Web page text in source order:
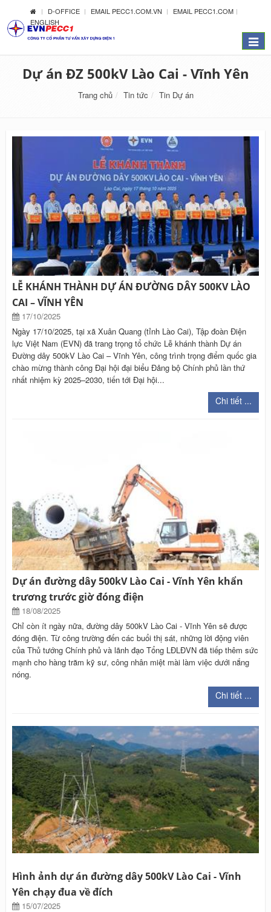
D-OFFICE EMAIL PECC1.COM.VN
EMAIL PECC1.COM
ENGLISH
Menu
Dự án ĐZ 500kV Lào Cai - Vĩnh Yên
Trang chủ Tin tức Tin Dự án
LỄ KHÁNH THÀNH DỰ ÁN ĐƯỜNG DÂY 500KV LÀO
CAI – VĨNH YÊN
17/10/2025
Ngày 17/10/2025, tại xã Xuân Quang (tỉnh Lào Cai), Tập đoàn Điện
lực Việt Nam (EVN) đã trang trọng tổ chức Lễ khánh thành Dự án
Đường dây 500kV Lào Cai – Vĩnh Yên, công trình trọng điểm quốc gia
chào mừng thành công Đại hội đại biểu Đảng bộ Chính phủ lần thứ
nhất nhiệm kỳ 2025–2030, tiến tới Đại hội...
Chi tiết ...
Dự án đường dây 500kV Lào Cai - Vĩnh Yên khẩn
trương trước giờ đóng điện
18/08/2025
Chỉ còn ít ngày nữa, đường dây 500kV Lào Cai - Vĩnh Yên sẽ được
đóng điện. Từ công trường đến các buổi thị sát, những lời động viên
của Thủ tướng Chính phủ và lãnh đạo Tổng LĐLĐVN đã tiếp thêm sức
mạnh cho hàng trăm kỹ sư, công nhân miệt mài làm việc dưới nắng
nóng.
Chi tiết ...
Hình ảnh dự án đường dây 500kV Lào Cai - Vĩnh
Yên chạy đua về đích
15/07/2025